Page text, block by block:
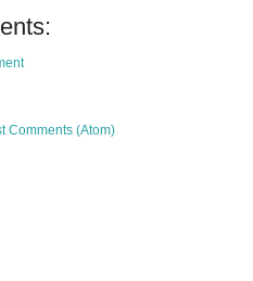
Comments (Atom)